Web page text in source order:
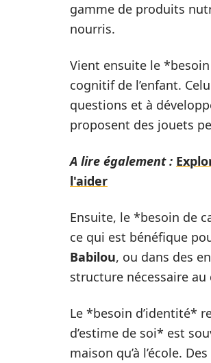
gamme de produits
nourris.
Vient ensuite le
cognitif de l’enfant.
questions et à
proposent des jouets
A lire également :
l'aider
Ensuite, le *besoin de
ce qui est bénéfique
Babilou, ou dans des
structure nécessaire au
Le *besoin d’identité*
d’estime de soi* est
maison qu’à l’école.